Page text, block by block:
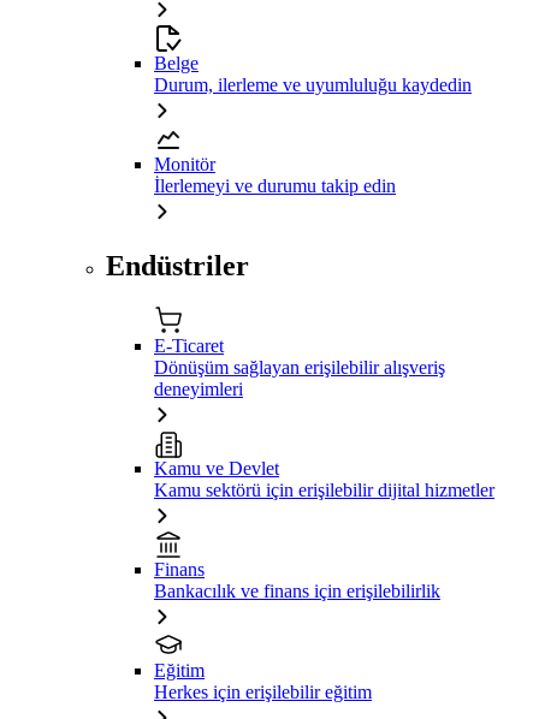
Belge
Durum, ilerleme ve uyumluluğu kaydedin
Monitör
İlerlemeyi ve durumu takip edin
Endüstriler
E-Ticaret
Dönüşüm sağlayan erişilebilir alışveriş
deneyimleri
Kamu ve Devlet
Kamu sektörü için erişilebilir dijital hizmetler
Finans
Bankacılık ve finans için erişilebilirlik
Eğitim
Herkes için erişilebilir eğitim